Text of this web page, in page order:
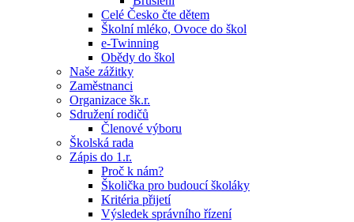
Celé Česko čte dětem
Školní mléko, Ovoce do škol
e-Twinning
Obědy do škol
Naše zážitky
Zaměstnanci
Organizace šk.r.
Sdružení rodičů
Členové výboru
Školská rada
Zápis do 1.r.
Proč k nám?
Školička pro budoucí školáky
Kritéria přijetí
Výsledek správního řízení